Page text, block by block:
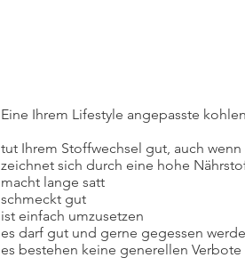
Eine Ihrem Lifestyle angepasste
tut Ihrem Stoffwechsel gut, auch
zeichnet sich durch eine hohe
macht lange satt
schmeckt gut
ist einfach umzusetzen
es darf gut und gerne gegessen
es bestehen keine generellen Verbote